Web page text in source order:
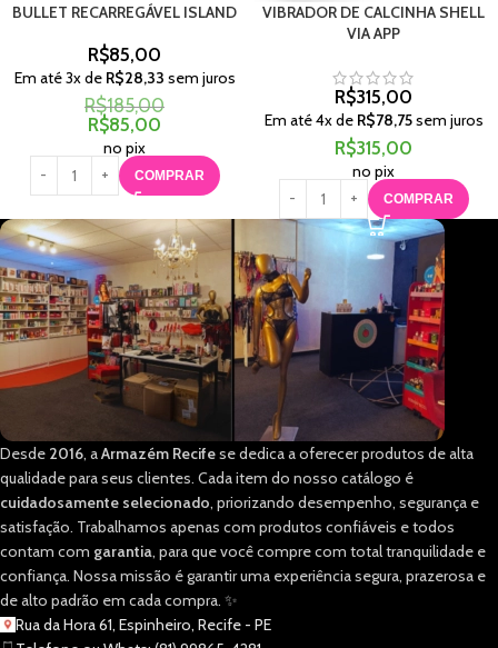
BULLET RECARREGÁVEL ISLAND
R$85,00
Em até3x de R$28,33 sem juros
R$185,00
R$85,00
no pix
COMPRAR
VIBRADOR DE CALCINHA SHELL
VIA APP
R$315,00
Em até4x de R$78,75sem juros
R$315,00
no pix
COMPRAR
Desde 2016, aArmazém Recifese dedica a oferecer produtos de alta
qualidade para seus clientes. Cada item do nosso catálogo é
cuidadosamente selecionado, priorizando desempenho, segurança e
satisfação. Trabalhamos apenas com produtos confiáveis e todos
contam com garantia, para que você compre com total tranquilidade e
confiança. Nossa missão é garantir uma experiência segura, prazerosa e
de alto padrão em cada compra. ✨
Rua da Hora 61, Espinheiro, Recife - PE